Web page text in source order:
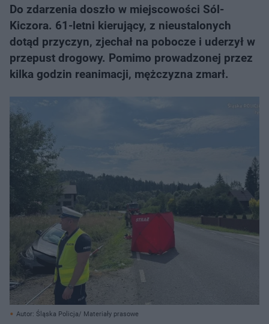
Do zdarzenia doszło w miejscowości Sól-
Kiczora. 61-letni kierujący, z nieustalonych
dotąd przyczyn, zjechał na pobocze i uderzył w
przepust drogowy. Pomimo prowadzonej przez
kilka godzin reanimacji, mężczyzna zmarł.
Autor: Śląska Policja/ Materiały prasowe